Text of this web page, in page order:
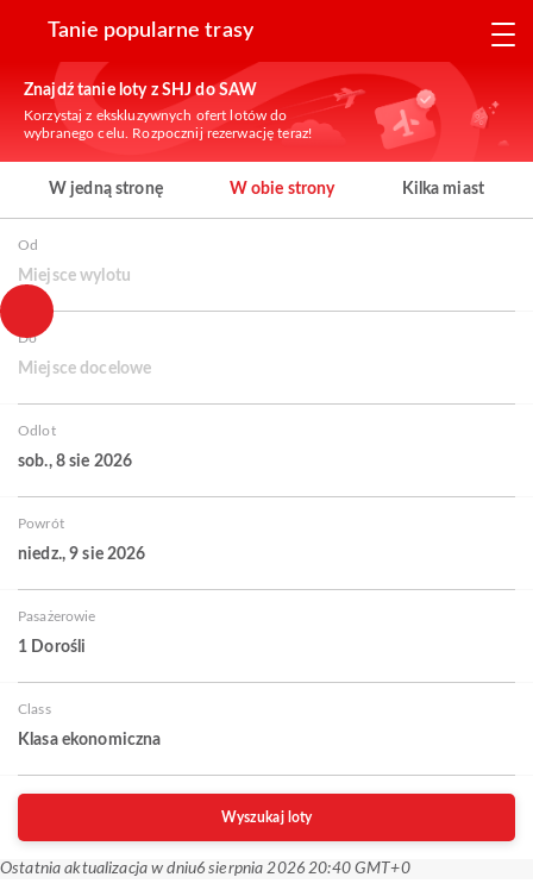
Tanie popularne trasy
Znajdź tanie loty z SHJ do SAW
Korzystaj z ekskluzywnych ofert lotów do
wybranego celu. Rozpocznij rezerwację teraz!
W jedną stronę W obie strony Kilka miast
Od
Miejsce wylotu
Do
Miejsce docelowe
Odlot
sob., 8 sie 2026
Powrót
niedz., 9 sie 2026
Pasażerowie
1 Dorośli
Class
Klasa ekonomiczna
Wyszukaj loty
Ostatnia aktualizacja w dniu6 sierpnia 2026 20:40 GMT+0